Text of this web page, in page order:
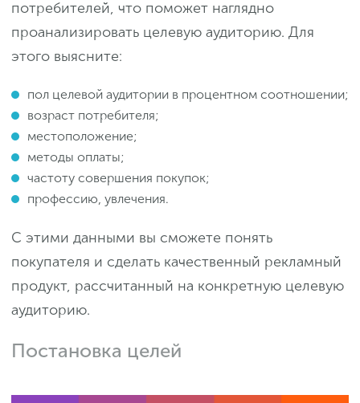
потребителей, что поможет наглядно
проанализировать целевую аудиторию. Для
этого выясните:
пол целевой аудитории в процентном соотношении;
возраст потребителя;
местоположение;
методы оплаты;
частоту совершения покупок;
профессию, увлечения.
С этими данными вы сможете понять
покупателя и сделать качественный рекламный
продукт, рассчитанный на конкретную целевую
аудиторию.
Постановка целей